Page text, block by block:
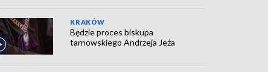
KRAKÓW
Będzie proces biskupa
tarnowskiego Andrzeja Jeża